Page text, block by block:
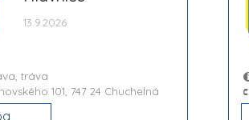
13.9.2026
tráva
101, 747 24 Chuchelná